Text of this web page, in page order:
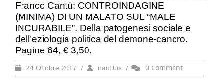
Franco Cantù: CONTROINDAGINE
(MINIMA) DI UN MALATO SUL “MALE
INCURABILE”. Della patogenesi sociale e
dell’eziologia politica del demone-cancro.
Pagine 64, € 3,50.
24 Ottobre 2017 24
Ottobre
/ nautilusnautilus
/ 0 Comment